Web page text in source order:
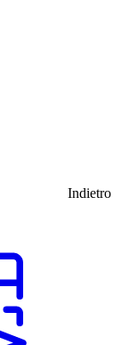
Indietro